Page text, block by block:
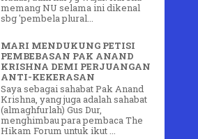
memang NU selama ini dikenal
sbg 'pembela plural...
MARI MENDUKUNG PETISI
PEMBEBASAN PAK ANAND
KRISHNA DEMI PERJUANGAN
ANTI-KEKERASAN
Saya sebagai sahabat Pak Anand
Krishna, yang juga adalah sahabat
(almaghfurlah) Gus Dur,
menghimbau para pembaca The
Hikam Forum untuk ikut ...